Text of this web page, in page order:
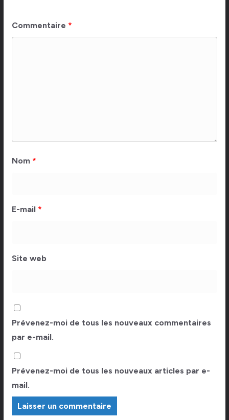
Commentaire *
Nom *
E-mail *
Site web
Prévenez-moi de tous les nouveaux commentaires
par e-mail.
Prévenez-moi de tous les nouveaux articles par e-
mail.